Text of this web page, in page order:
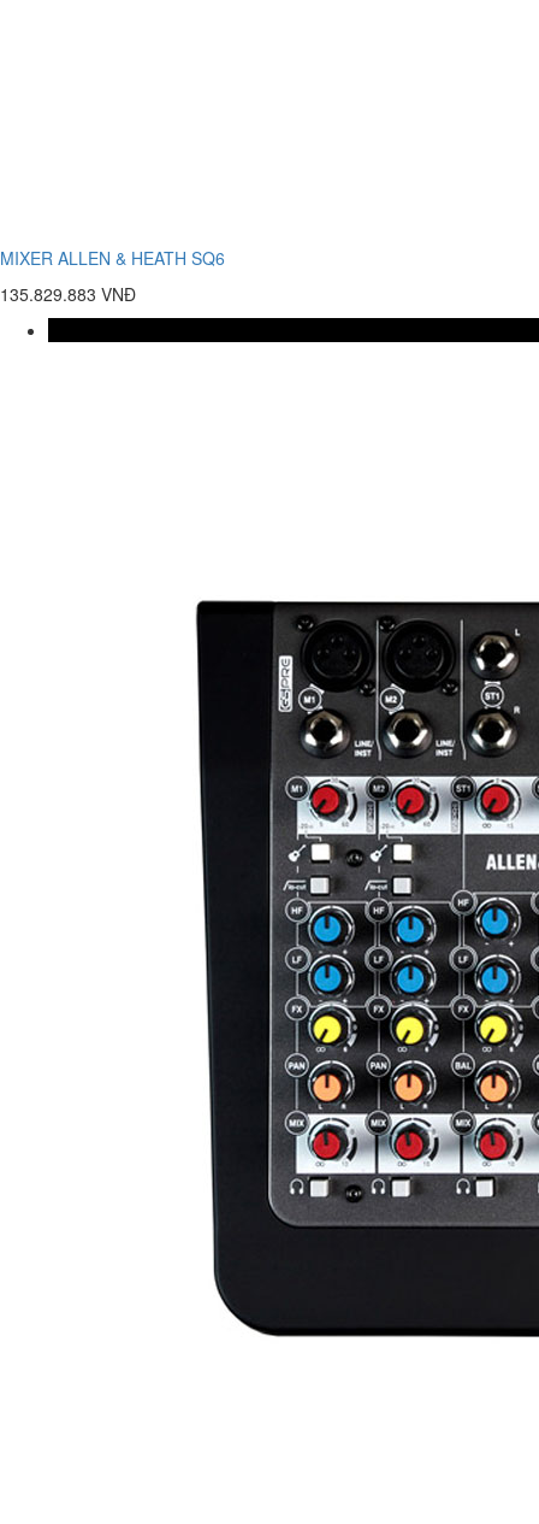
MIXER ALLEN & HEATH SQ6
135.829.883 VNĐ